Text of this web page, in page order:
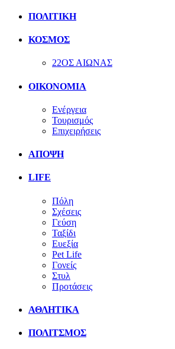
ΠΟΛΙΤΙΚΗ
ΚΟΣΜΟΣ
22ΟΣ ΑΙΩΝΑΣ
ΟΙΚΟΝΟΜΙΑ
Ενέργεια
Τουρισμός
Επιχειρήσεις
ΑΠΟΨΗ
LIFE
Πόλη
Σχέσεις
Γεύση
Ταξίδι
Ευεξία
Pet Life
Γονείς
Στυλ
Προτάσεις
ΑΘΛΗΤΙΚΑ
ΠΟΛΙΤΣΜΟΣ